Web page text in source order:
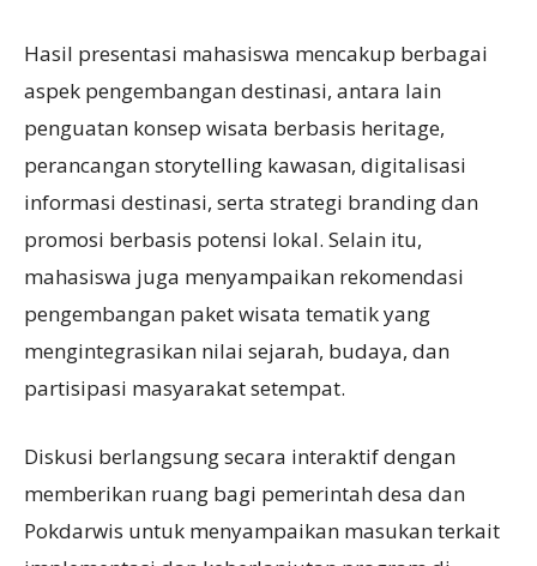
Hasil presentasi mahasiswa mencakup berbagai
aspek pengembangan destinasi, antara lain
penguatan konsep wisata berbasis heritage,
perancangan storytelling kawasan, digitalisasi
informasi destinasi, serta strategi branding dan
promosi berbasis potensi lokal. Selain itu,
mahasiswa juga menyampaikan rekomendasi
pengembangan paket wisata tematik yang
mengintegrasikan nilai sejarah, budaya, dan
partisipasi masyarakat setempat.
Diskusi berlangsung secara interaktif dengan
memberikan ruang bagi pemerintah desa dan
Pokdarwis untuk menyampaikan masukan terkait